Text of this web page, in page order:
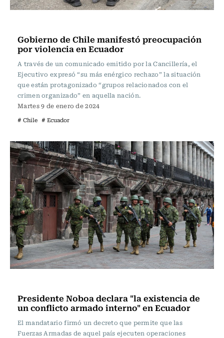
Gobierno de Chile manifestó preocupación
por violencia en Ecuador
A través de un comunicado emitido por la Cancillería, el
Ejecutivo expresó “su más enérgico rechazo” la situación
que están protagonizado “grupos relacionados con el
crimen organizado” en aquella nación.
Martes 9 de enero de 2024
# Chile # Ecuador
Presidente Noboa declara "la existencia de
un conflicto armado interno" en Ecuador
El mandatario firmó un decreto que permite que las
Fuerzas Armadas de aquel país ejecuten operaciones